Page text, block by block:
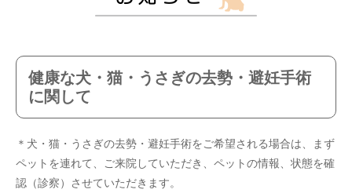
健康な犬・猫・うさぎの去勢・避妊手術
に関して
＊犬・猫・うさぎの去勢・避妊手術をご希望される場合は、まず
ペットを連れて、ご来院していただき、ペットの情報、状態を確
認（診察）させていただきます。